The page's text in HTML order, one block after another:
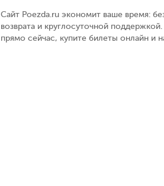
Сайт Poezda.ru экономит ваше время:
возврата и круглосуточной
прямо сейчас, купите билеты онлайн и